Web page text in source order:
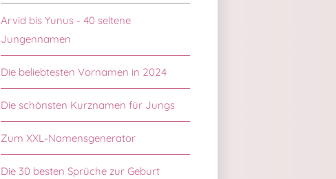
Arvid bis Yunus - 40 seltene
Jungennamen
Die beliebtesten Vornamen in 2024
Die schönsten Kurznamen für Jungs
Zum XXL-Namensgenerator
Die 30 besten Sprüche zur Geburt